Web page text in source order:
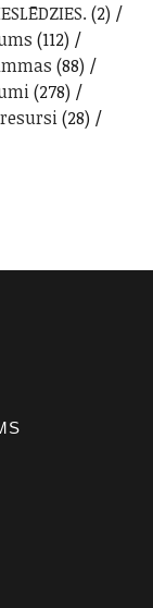
(2)
(112)
(88)
(278)
(28)